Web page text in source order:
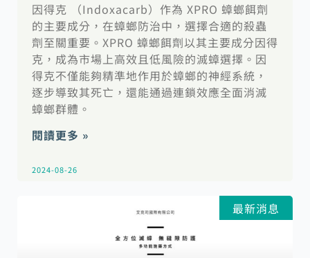
因得克 （Indoxacarb）作為 XPRO 蟑螂餌劑
的主要成分，在蟑螂防治中，選擇合適的殺蟲
劑至關重要。XPRO 蟑螂餌劑以其主要成分因得
克，成為市場上高效且低風險的滅蟑選擇。因
得克不僅能夠精準地作用於蟑螂的神經系統，
逐步導致其死亡，還能通過連鎖效應全面消滅
蟑螂群體。
閱讀更多 »
2024-08-26
最新消息